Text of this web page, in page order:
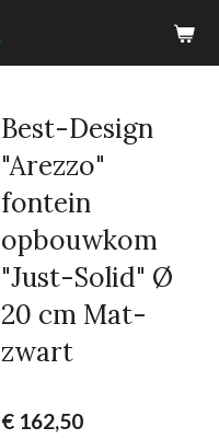
Best-Design
"Arezzo"
fontein
opbouwkom
"Just-Solid" Ø
20 cm Mat-
zwart
€ 162,50